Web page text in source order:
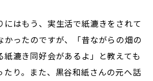
にはもう、実生活で紙漉きをされて
かったのですが、「昔ながらの畑の
紙漉き同好会があるよ」と教えても
たり。また、黒谷和紙さんの元へ話